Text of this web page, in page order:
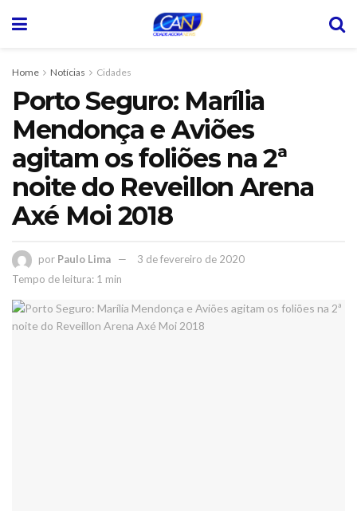
Home Notícias Cidades
Porto Seguro: Marília
Mendonça e Aviões
agitam os foliões na 2ª
noite do Reveillon Arena
Axé Moi 2018
por Paulo Lima
3 de fevereiro de 2020
Tempo de leitura: 1 min